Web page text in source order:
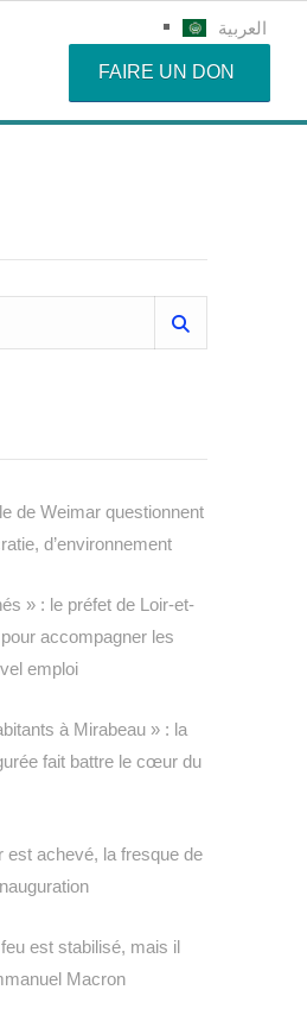
العربية
FAIRE UN DON
de Weimar questionnent
d’environnement
» : le préfet de Loir-et-
accompagner les
emploi
à Mirabeau » : la
fait battre le cœur du
est achevé, la fresque de
est stabilisé, mais il
Macron